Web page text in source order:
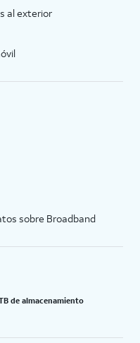
al exterior
sobre Broadband
de almacenamiento